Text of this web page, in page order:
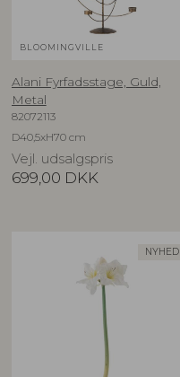
BLOOMINGVILLE
Alani Fyrfadsstage, Guld,
Metal
82072113
D40,5xH70 cm
Vejl. udsalgspris
699,00 DKK
NYHED